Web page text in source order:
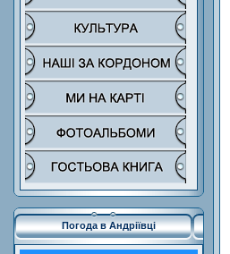
Погода в Андріївці